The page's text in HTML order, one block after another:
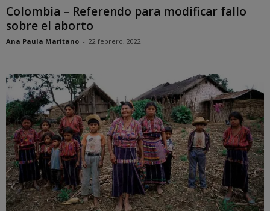
Colombia – Referendo para modificar fallo
sobre el aborto
Ana Paula Maritano - 22 febrero, 2022